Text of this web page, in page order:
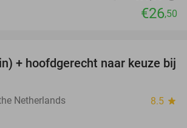
€26,50
38%
+ hoofdgerecht naar keuze bij
Netherlands 8.5 star